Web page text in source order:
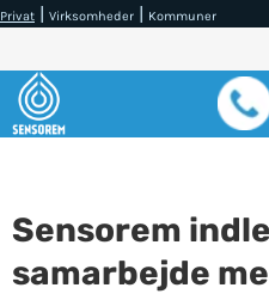
Privat | Virksomheder | Kommuner
Sensorem
samarbejde